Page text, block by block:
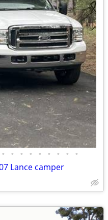
• • • • • • • • •
Lance camper